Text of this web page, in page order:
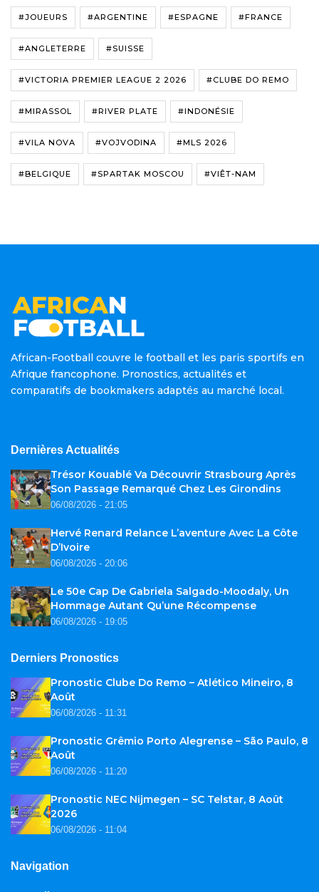
#JOUEURS #ARGENTINE #ESPAGNE #FRANCE
#ANGLETERRE #SUISSE
#VICTORIA PREMIER LEAGUE 2 2026 #CLUBE DO REMO
#MIRASSOL #RIVER PLATE #INDONÉSIE
#VILA NOVA #VOJVODINA #MLS 2026
#BELGIQUE #SPARTAK MOSCOU #VIÊT-NAM
African-Football couvre le football et les paris sportifs en
Afrique francophone. Pronostics, actualités et
comparatifs de bookmakers adaptés au marché local.
Dernières Actualités
Trésor Kouablé Va Découvrir Strasbourg Après
Son Passage Remarqué Chez Les Girondins
06/08/2026 - 21:05
Hervé Renard Relance L’aventure Avec La Côte
D’Ivoire
06/08/2026 - 20:06
Le 50e Cap De Gabriela Salgado-Moodaly, Un
Hommage Autant Qu’une Récompense
06/08/2026 - 19:05
Derniers Pronostics
Pronostic Clube Do Remo – Atlético Mineiro, 8
Août
06/08/2026 - 11:31
Pronostic Grêmio Porto Alegrense – São Paulo, 8
Août
06/08/2026 - 11:20
Pronostic NEC Nijmegen – SC Telstar, 8 Août
2026
06/08/2026 - 11:04
Navigation